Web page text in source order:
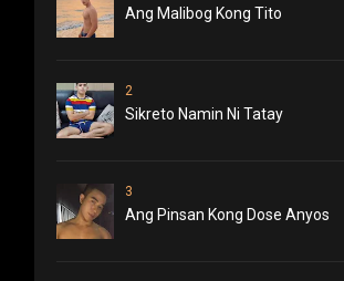
Ang Malibog Kong Tito
2
Sikreto Namin Ni Tatay
3
Ang Pinsan Kong Dose Anyos